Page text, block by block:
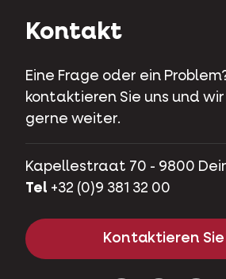
Kontakt
Eine Frage oder ein
kontaktieren Sie uns und
gerne weiter.
Kapellestraat 70 - 9800
Tel +32 (0)9 381 32 00
Kontaktieren Sie